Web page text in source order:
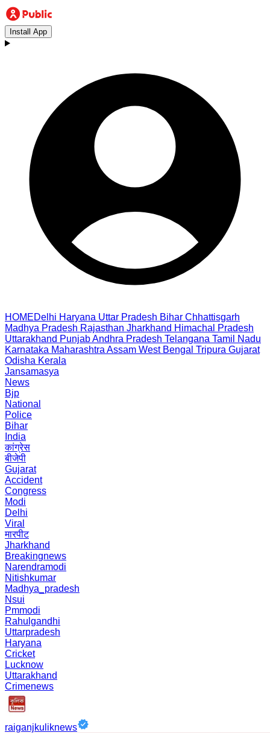
Install App
HOMEDelhi Haryana Uttar Pradesh Bihar Chhattisgarh
Madhya Pradesh Rajasthan Jharkhand Himachal Pradesh
Uttarakhand PunjabAndhra Pradesh Telangana Tamil Nadu
Karnataka Maharashtra Assam West Bengal Tripura Gujarat
Odisha Kerala
Jansamasya
News
Bjp
National
Police
Bihar
India
कांग्रेस
बीजेपी
Gujarat
Accident
Congress
Modi
Delhi
Viral
मारपीट
Jharkhand
Breakingnews
Narendramodi
Nitishkumar
Madhya_pradesh
Nsui
Pmmodi
Rahulgandhi
Uttarpradesh
Haryana
Cricket
Lucknow
Uttarakhand
Crimenews
raiganjkuliknews